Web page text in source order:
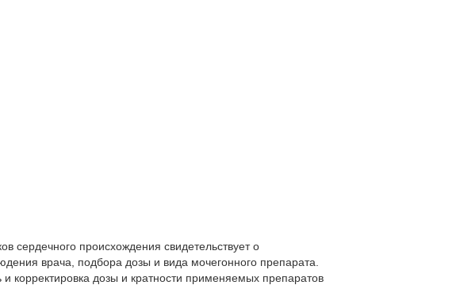
сердечного происхождения свидетельствует о
врача, подбора дозы и вида мочегонного препарата.
корректировка дозы и кратности применяемых препаратов